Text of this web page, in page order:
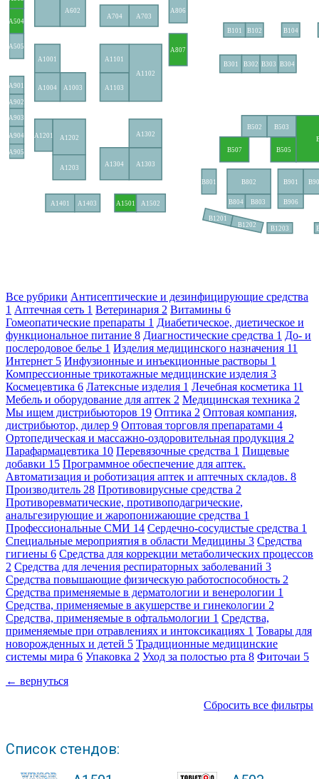
Все рубрики Антисептические и дезинфицирующие средства
1 Аптечная сеть 1 Ветеринария 2 Витамины 6
Гомеопатические препараты 1 Диабетическое, диетическое и
функциональное питание 8 Диагностические средства 1 До- и
послеродовое белье 1 Изделия медицинского назначения 11
Интернет 5 Инфузионные и инъекционные растворы 1
Компрессионные трикотажные медицинские изделия 3
Космецевтика 6 Латексные изделия 1 Лечебная косметика 11
Мебель и оборудование для аптек 2 Медицинская техника 2
Мы ищем дистрибьюторов 19 Оптика 2 Оптовая компания,
дистрибьютор, дилер 9 Оптовая торговля препаратами 4
Ортопедическая и массажно-оздоровительная продукция 2
Парафармацевтика 10 Перевязочные средства 1 Пищевые
добавки 15 Программное обеспечение для аптек.
Автоматизация и роботизация аптек и аптечных складов. 8
Производитель 28 Противовирусные средства 2
Противоревматические, противоподагрические,
анальгезирующие и жаропонижающие средства 1
Профессиональные СМИ 14 Сердечно-сосудистые средства 1
Специальные мероприятия в области Медицины 3 Средства
гигиены 6 Средства для коррекции метаболических процессов
2 Средства для лечения респираторных заболеваний 3
Средства повышающие физическую работоспособность 2
Средства применяемые в дерматологии и венерологии 1
Средства, применяемые в акушерстве и гинекологии 2
Средства, применяемые в офтальмологии 1 Средства,
применяемые при отравлениях и интоксикациях 1 Товары для
новорожденных и детей 5 Традиционные медицинские
системы мира 6 Упаковка 2 Уход за полостью рта 8 Фиточаи 5
← вернуться
Сбросить все фильтры
Список стендов: